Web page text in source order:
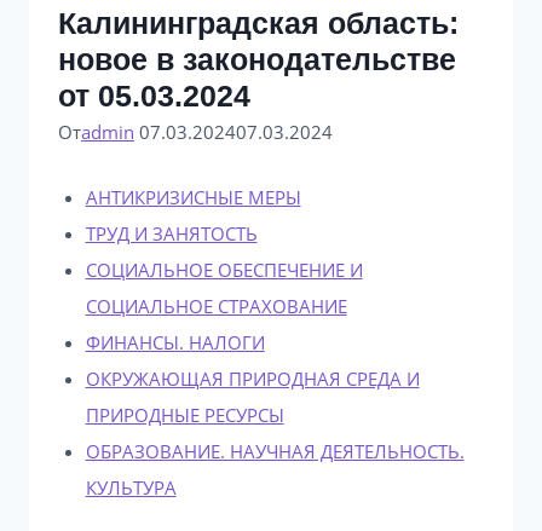
Калининградская область:
новое в законодательстве
от 05.03.2024
Отadmin 07.03.202407.03.2024
АНТИКРИЗИСНЫЕ МЕРЫ
ТРУД И ЗАНЯТОСТЬ
СОЦИАЛЬНОЕ ОБЕСПЕЧЕНИЕ И
СОЦИАЛЬНОЕ СТРАХОВАНИЕ
ФИНАНСЫ. НАЛОГИ
ОКРУЖАЮЩАЯ ПРИРОДНАЯ СРЕДА И
ПРИРОДНЫЕ РЕСУРСЫ
ОБРАЗОВАНИЕ. НАУЧНАЯ ДЕЯТЕЛЬНОСТЬ.
КУЛЬТУРА